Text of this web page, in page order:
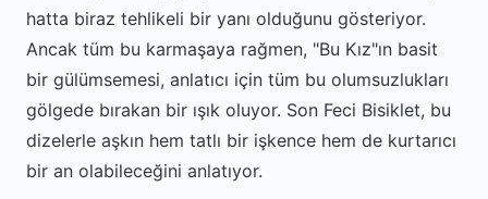
hatta biraz tehlikeli bir yanı olduğunu gösteriyor.
Ancak tüm bu karmaşaya rağmen, "Bu Kız"ın basit
bir gülümsemesi, anlatıcı için tüm bu olumsuzlukları
gölgede bırakan bir ışık oluyor. Son Feci Bisiklet, bu
dizelerle aşkın hem tatlı bir işkence hem de kurtarıcı
bir an olabileceğini anlatıyor.